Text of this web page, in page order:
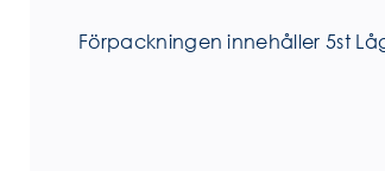
Förpackningen innehåller 5st